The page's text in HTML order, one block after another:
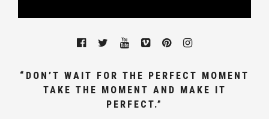
“DON’T WAIT FOR THE PERFECT MOMENT
TAKE THE MOMENT AND MAKE IT
PERFECT.”